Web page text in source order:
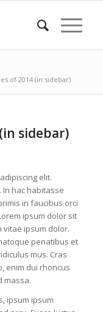
of 2014 (in sidebar)
sidebar)
elit.
hac habitasse
in faucibus orci
ipsum dolor sit
vitae ipsum dolor.
penatibus et
mus. Cras
enim dui rhoncus
massa.
ipsum ipsum